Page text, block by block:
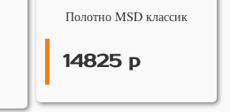
Полотно MSD классик
14825 р